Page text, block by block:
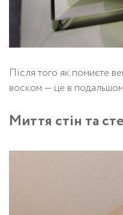
Після того як помиєте
воском — це в
Миття стін та